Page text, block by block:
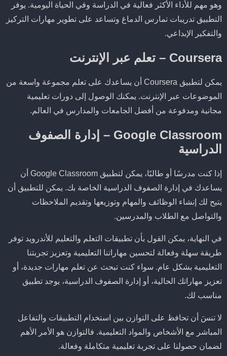
وهو مهم للأداء الأكثر فعالية في الدراسة وفي الحياة اليومية. يوفر
التطبيق تدريبات تمارس الدماغ وتساعد على تطوير مهارات التركيز
والتفكير الإبداعي.
Coursera – تعلم عبر الإنترنت
يمكن لتطبيق Coursera أن يساعدك على تعلم مجموعة واسعة من
الموضوعات عبر الإنترنت. يمكنك الوصول إلى دورات تعليمية
مجانية ومدفوعة من أفضل الجامعات والمدارس في العالم.
Google Classroom – إدارة الصفوف
الدراسية
إذا كنت مدرسًا أو طالبًا، يمكن لتطبيق Google Classroom أن
يساعدك في إدارة الصفوف الدراسية الخاصة بك. يمكن للتطبيق أن
يتيح لك إنشاء الوظائف والمهام وتوزيعها وتقديم الملاحظات
والتواصل مع الطلاب والمدرسين.
في النهاية، يمكن القول بأن تطبيقات التعلم والتعليم للأندرويد توفر
طريقة سهلة وفعالة لتحسين مهاراتنا التعليمية وتعزيز تجربتنا
التعليمية بشكل عام. سواء كنت تبحث عن تعلم مهارات جديدة، أو
تعزيز مهاراتك الحالية، أو إدارة الصفوف الدراسية، يوجد تطبيق
مناسب لك.
لا تنسَ أن تحافظ على التوازن بين استخدام التطبيقات والتفاعل
المباشر مع الأشخاص والمواد التعليمية. فالتوازن هو الأمر الأهم
لضمان حصولنا على تجربة تعليمية متكاملة وفعالة.